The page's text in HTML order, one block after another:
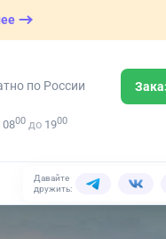
по России
0800 до 1900
Давайте
дружить: